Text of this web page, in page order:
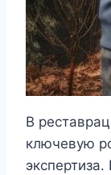
В
ключевую